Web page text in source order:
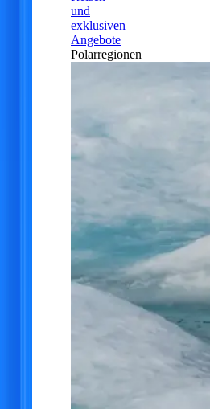
und
exklusiven
Angebote
Polarregionen